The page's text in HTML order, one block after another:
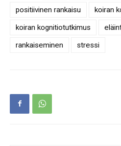
positiivinen rankaisu
koiran
koiran kognitiotutkimus
rankaiseminen
stressi